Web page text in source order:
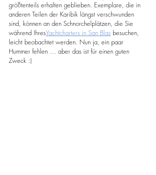
größtenteils erhalten geblieben. Exemplare, die in
anderen Teilen der Karibik längst verschwunden
sind, können an den Schnorchelplätzen, die Sie
während IhresYachtcharters in San Blas besuchen,
leicht beobachtet werden. Nun ja, ein paar
Hummer fehlen … aber das ist für einen guten
Zweck :)